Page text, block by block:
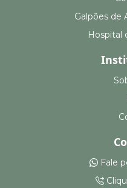
Galpões de
Hospital
Fale